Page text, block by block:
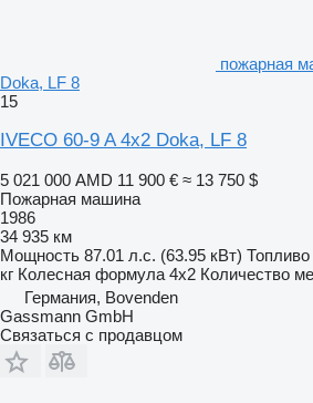
пожарная
Doka, LF 8
15
IVECO 60-9 A 4x2 Doka, LF 8
5 021 000 AMD 11 900 € ≈ 13 750 $
Пожарная машина
1986
34 935 км
Мощность 87.01 л.с. (63.95 кВт) Топливо
кг Колесная формула 4x2 Количество
Германия, Bovenden
Gassmann GmbH
Связаться с продавцом